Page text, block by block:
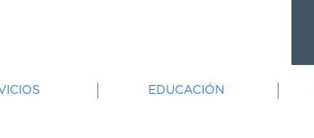
EDUCACIÓN